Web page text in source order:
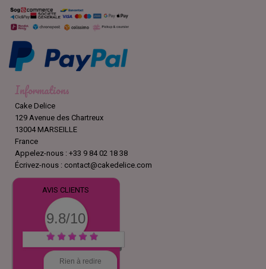
Informations
Cake Delice
129 Avenue des Chartreux
13004 MARSEILLE
France
Appelez-nous : +33 9 84 02 18 38
Écrivez-nous : contact@cakedelice.com
AVIS CLIENTS
9.8/10
Rien à redire